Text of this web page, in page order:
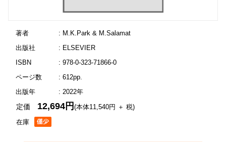
著者
: M.K.Park & M.Salamat
出版社
: ELSEVIER
ISBN
: 978-0-323-71866-0
ページ数
: 612pp.
出版年
: 2022年
在庫
定価 12,694円(本体11,540円 ＋ 税)